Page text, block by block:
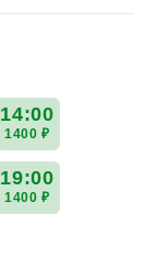
14:00
1400 ₽
19:00
1400 ₽